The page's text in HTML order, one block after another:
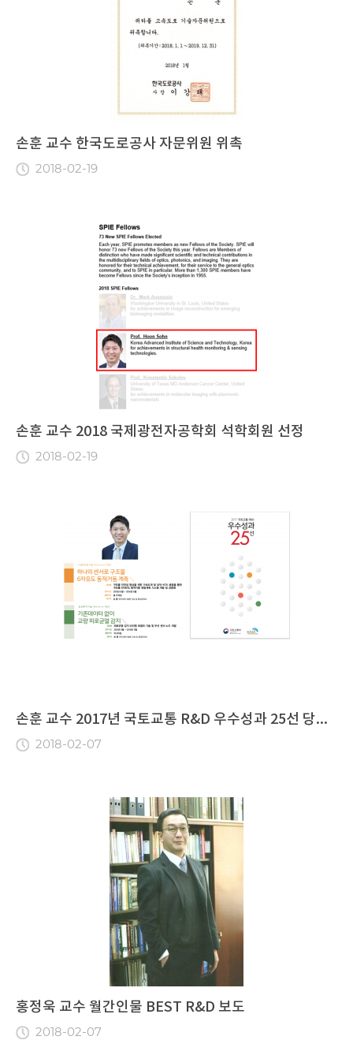
손훈 교수 한국도로공사 자문위원 위촉
2018-02-19
손훈 교수 2018 국제광전자공학회 석학회원 선정
2018-02-19
손훈 교수 2017년 국토교통 R&D 우수성과 25선 당...
2018-02-07
홍정욱 교수 월간인물 BEST R&D 보도
2018-02-07